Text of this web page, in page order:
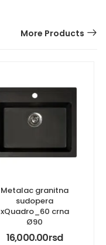
More Products
Metalac granitna
sudopera
xQuadro_60 crna
Ø90
16,000.00rsd